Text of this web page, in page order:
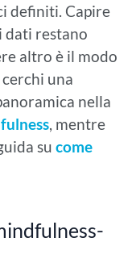
definiti. Capire
dati restano
altro è il modo
una
nella
, mentre
su come